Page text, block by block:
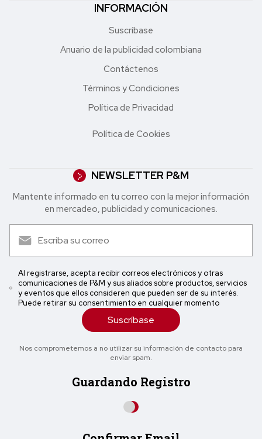
INFORMACIÓN
Suscríbase
Anuario de la publicidad colombiana
Contáctenos
Términos y Condiciones
Política de Privacidad
Política de Cookies
NEWSLETTER P&M
Mantente informado en tu correo con la mejor in formación
en mercadeo, publicidad y comunicaciones.
Al registrarse, acepta recibir correos electrónicos y otras
comunicaciones de P&M y sus aliados sobre productos, servicios
y eventos que ellos consideren que pueden ser de su interés.
Puede retirar su consentimiento en cualquier momento
Suscríbase
Nos comprometemos a no utilizar su información de contacto para
enviar spam.
Guardando Registro